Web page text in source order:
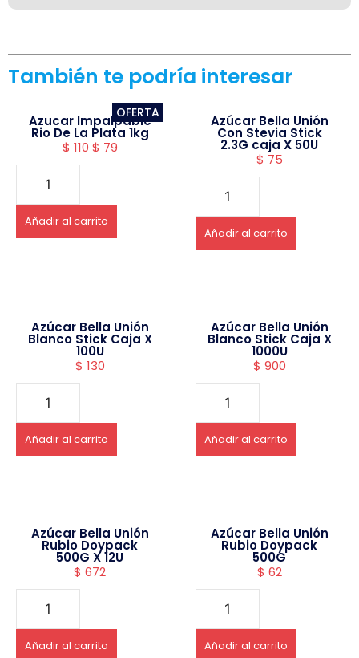
También te podría interesar
OFERTA
Azucar Impalpable
Rio De La Plata 1kg
$110 $ 79
Añadir al carrito
Azúcar Bella Unión
Con Stevia Stick
2.3G caja X 50U
$ 75
Añadir al carrito
Azúcar Bella Unión
Blanco Stick Caja X
100U
$ 130
Añadir al carrito
Azúcar Bella Unión
Blanco Stick Caja X
1000U
$ 900
Añadir al carrito
Azúcar Bella Unión
Rubio Doypack
500G X 12U
$ 672
Añadir al carrito
Azúcar Bella Unión
Rubio Doypack
500G
$ 62
Añadir al carrito